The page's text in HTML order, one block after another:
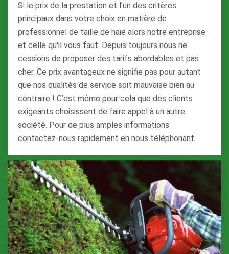
Si le prix de la prestation et l’un des critères
principaux dans votre choix en matière de
professionnel de taille de haie alors notre entreprise
et celle qu'il vous faut. Depuis toujours nous ne
cessions de proposer des tarifs abordables et pas
cher. Ce prix avantageux ne signifie pas pour autant
que nos qualités de service soit mauvaise bien au
contraire ! C’est même pour cela que des clients
exigeants choisissent de faire appel à un autre
société. Pour de plus amples informations
contactez-nous rapidement en nous téléphonant.